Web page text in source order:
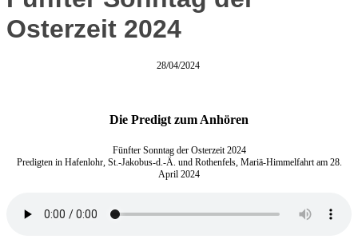
Osterzeit 2024
28/04/2024
Die Predigt zum Anhören
Fünfter Sonntag der Osterzeit 2024
Predigten in Hafenlohr, St.-Jakobus-d.-Ä. und Rothenfels, Mariä-Himmelfahrt am 28.
April 2024